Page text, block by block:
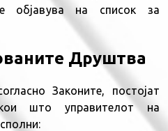
објавува на список за
Друштва
Законите, постојат
што управителот на